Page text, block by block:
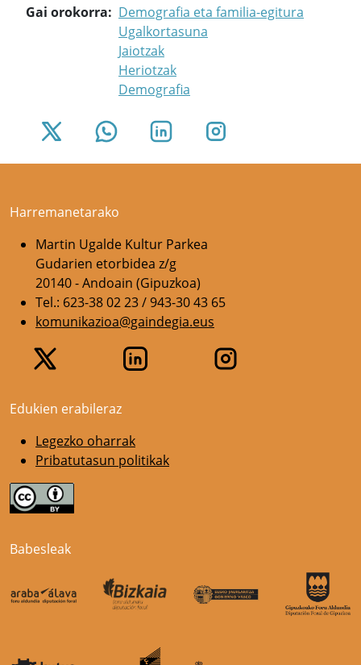
Gai orokorra
Demografia eta familia-egitura
Ugalkortasuna
Jaiotzak
Heriotzak
Demografia
Harremanetarako
Martin Ugalde Kultur Parkea
Gudarien etorbidea z/g
20140 - Andoain (Gipuzkoa)
Tel.: 623-38 02 23 / 943-30 43 65
komunikazioa@gaindegia.eus
Edukien erabileraz
Legezko oharrak
Pribatutasun politikak
Babesleak